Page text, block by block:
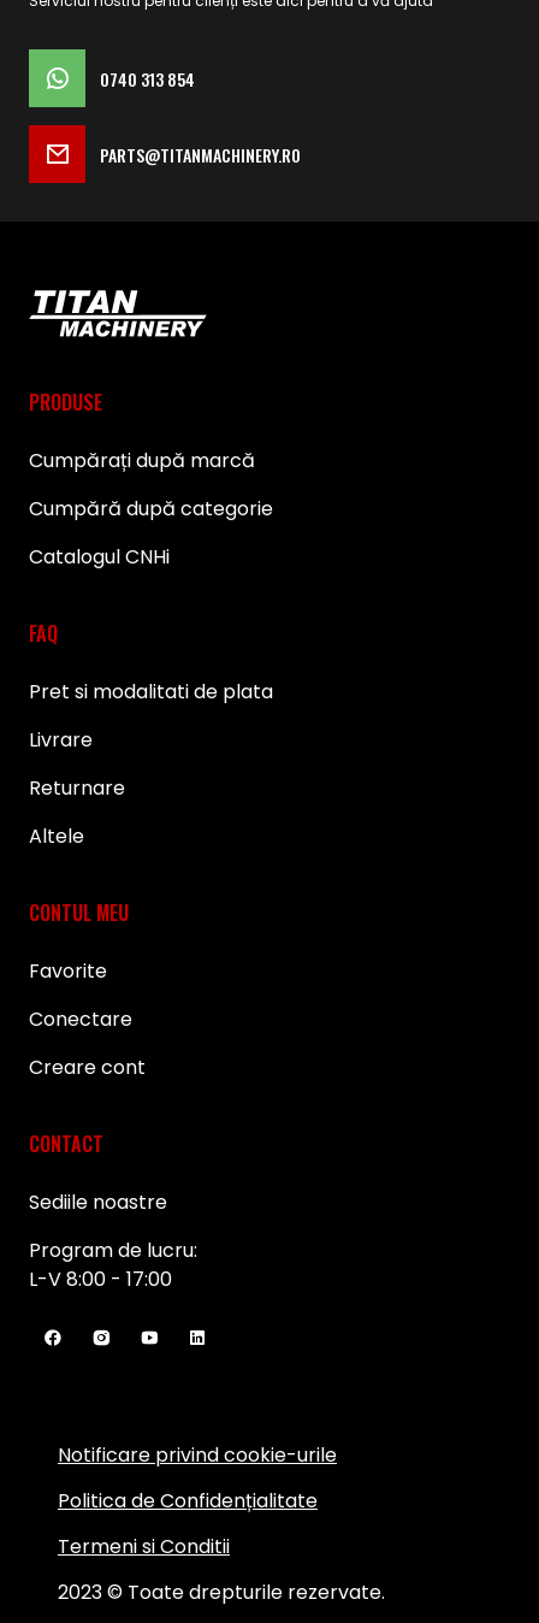
0740 313 854
PARTS@TITANMACHINERY.RO
PRODUSE
Cumpărați după marcă
Cumpără după categorie
Catalogul CNHi
FAQ
Pret si modalitati de plata
Livrare
Returnare
Altele
CONTUL MEU
Favorite
Conectare
Creare cont
CONTACT
Sediile noastre
Program de lucru:
L-V 8:00 - 17:00
2023 © Toate drepturile rezervate.
Notificare privind cookie-urile
Politica de Confidențialitate
Termeni si Conditii